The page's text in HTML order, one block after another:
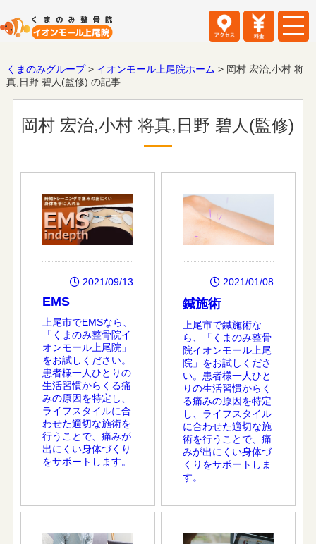
くまのみグループ> イオンモール上尾院ホーム > 岡村 宏治,小村 将
真,日野 碧人(監修) の記事
岡村 宏治,小村 将真,日野 碧人(監修)
2021/09/13
EMS
上尾市でEMSなら、
「くまのみ整骨院イ
オンモール上尾院」
をお試しください。
患者様一人ひとりの
生活習慣からくる痛
みの原因を特定し、
ライフスタイルに合
わせた適切な施術を
行うことで、痛みが
出にくい身体づくり
をサポートします。
2021/01/08
鍼施術
上尾市で鍼施術な
ら、「くまのみ整骨
院イオンモール上尾
院」をお試しくださ
い。患者様一人ひと
りの生活習慣からく
る痛みの原因を特定
し、ライフスタイル
に合わせた適切な施
術を行うことで、痛
みが出にくい身体づ
くりをサポートしま
す。